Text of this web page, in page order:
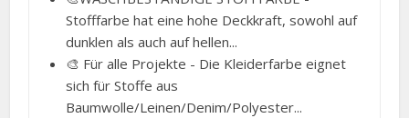
Stofffarbe hat eine hohe Deckkraft, sowohl auf
dunklen als auch auf hellen...
🎨 Für alle Projekte - Die Kleiderfarbe eignet
sich für Stoffe aus
Baumwolle/Leinen/Denim/Polyester...